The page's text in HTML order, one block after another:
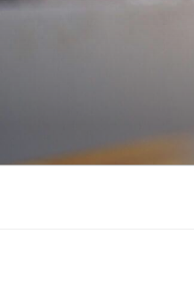
Skip